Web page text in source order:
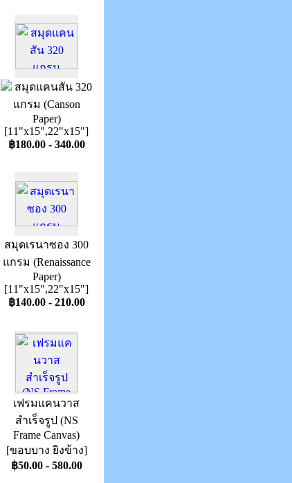
สมุดแคนสัน 320
แกรม (Canson
Paper)
[11"x15",22"x15"]
฿180.00 - 340.00
สมุดเรนาซอง 300
แกรม (Renaissance
Paper)
[11"x15",22"x15"]
฿140.00 - 210.00
เฟรมแคนวาส
สำเร็จรูป (NS
Frame Canvas)
[ขอบบาง ยิงข้าง]
฿50.00 - 580.00